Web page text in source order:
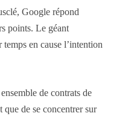
Google répond
points. Le géant
en cause l’intention
de contrats de
de se concentrer sur